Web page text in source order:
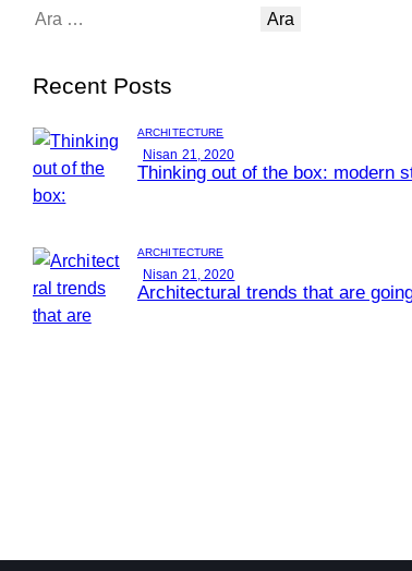
Recent Posts
ARCHITECTURE
Nisan 21, 2020
Thinking out of the box: modern
ARCHITECTURE
Nisan 21, 2020
Architectural trends that are